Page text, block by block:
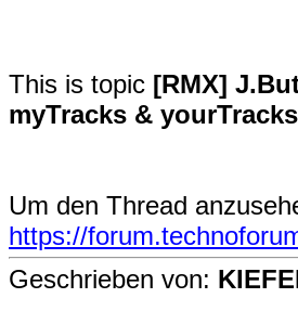
This is topic [RMX]
myTracks & yourTracks
Um den Thread
https://
Geschrieben von: